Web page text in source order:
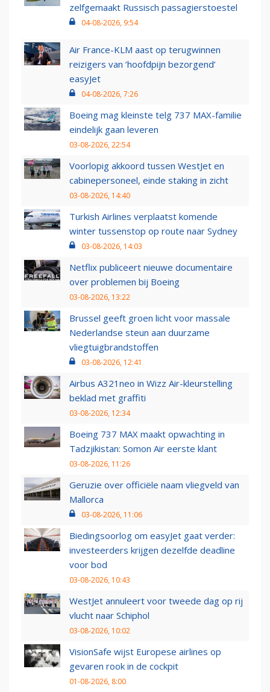
zelfgemaakt Russisch passagierstoestel
04-08-2026, 9:54
Air France-KLM aast op terugwinnen
reizigers van ‘hoofdpijn bezorgend’
easyJet
04-08-2026, 7:26
Boeing mag kleinste telg 737 MAX-familie
eindelijk gaan leveren
03-08-2026, 22:54
Voorlopig akkoord tussen WestJet en
cabinepersoneel, einde staking in zicht
03-08-2026, 14:40
Turkish Airlines verplaatst komende
winter tussenstop op route naar Sydney
03-08-2026, 14:03
Netflix publiceert nieuwe documentaire
over problemen bij Boeing
03-08-2026, 13:22
Brussel geeft groen licht voor massale
Nederlandse steun aan duurzame
vliegtuigbrandstoffen
03-08-2026, 12:41
Airbus A321neo in Wizz Air-kleurstelling
beklad met graffiti
03-08-2026, 12:34
Boeing 737 MAX maakt opwachting in
Tadzjikistan: Somon Air eerste klant
03-08-2026, 11:26
Geruzie over officiële naam vliegveld van
Mallorca
03-08-2026, 11:06
Biedingsoorlog om easyJet gaat verder:
investeerders krijgen dezelfde deadline
voor bod
03-08-2026, 10:43
WestJet annuleert voor tweede dag op rij
vlucht naar Schiphol
03-08-2026, 10:02
VisionSafe wijst Europese airlines op
gevaren rook in de cockpit
01-08-2026, 8:00